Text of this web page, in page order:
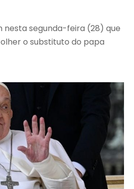
nesta segunda-feira (28) que
o substituto do papa